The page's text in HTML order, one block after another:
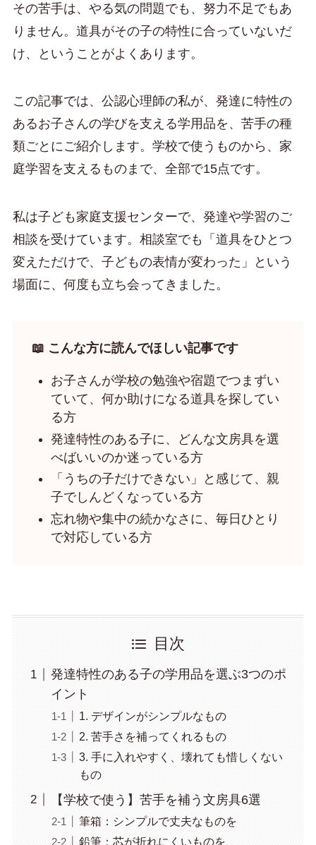
その苦手は、やる気の問題でも、努力不足でもあ
りません。道具がその子の特性に合っていないだ
け、ということがよくあります。
この記事では、公認心理師の私が、発達に特性の
あるお子さんの学びを支える学用品を、苦手の種
類ごとにご紹介します。学校で使うものから、家
庭学習を支えるものまで、全部で15点です。
私は子ども家庭支援センターで、発達や学習のご
相談を受けています。相談室でも「道具をひとつ
変えただけで、子どもの表情が変わった」という
場面に、何度も立ち会ってきました。
📖 こんな方に読んでほしい記事です
お子さんが学校の勉強や宿題でつまずい
ていて、何か助けになる道具を探してい
る方
発達特性のある子に、どんな文房具を選
べばいいのか迷っている方
「うちの子だけできない」と感じて、親
子でしんどくなっている方
忘れ物や集中の続かなさに、毎日ひとり
で対応している方
目次
発達特性のある子の学用品を選ぶ3つのポ
イント
1. デザインがシンプルなもの
2. 苦手さを補ってくれるもの
3. 手に入れやすく、壊れても惜しくない
もの
【学校で使う】苦手を補う文房具6選
筆箱：シンプルで丈夫なものを
鉛筆：芯が折れにくいものを